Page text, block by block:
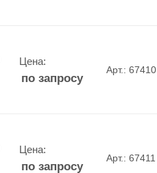
Цена:
по запросу
Арт.: 67410
Цена:
по запросу
Арт.: 67411